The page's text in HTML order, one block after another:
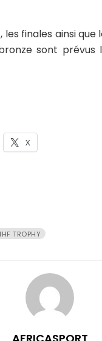
les finales ainsi
sont prévus
X
IHF TROPHY